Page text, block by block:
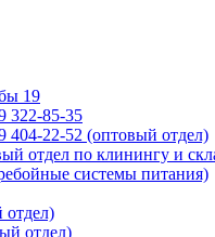
19
322-85-35
404-22-52 (оптовый отдел)
отдел по клинингу и
системы питания)
отдел)
отдел)